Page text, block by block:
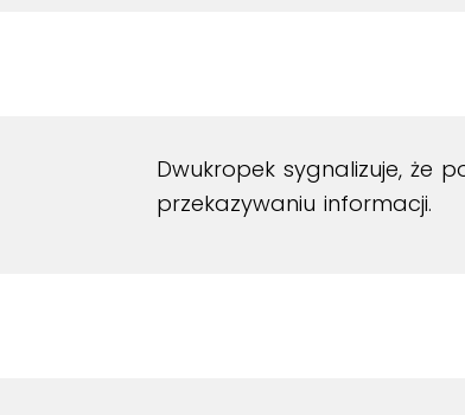
Dwukropek sygnalizuje, że
przekazywaniu informacji.